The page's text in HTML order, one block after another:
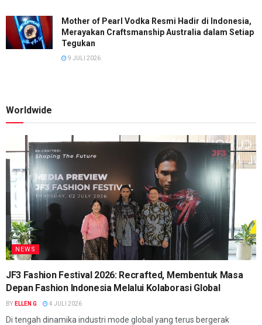
Mother of Pearl Vodka Resmi Hadir di Indonesia,
Merayakan Craftsmanship Australia dalam Setiap
Tegukan
9 JULI 2026
Worldwide
NEWS
JF3 Fashion Festival 2026: Recrafted, Membentuk Masa
Depan Fashion Indonesia Melalui Kolaborasi Global
BY ELLEN G 4 JULI 2026
Di tengah dinamika industri mode global yang terus bergerak